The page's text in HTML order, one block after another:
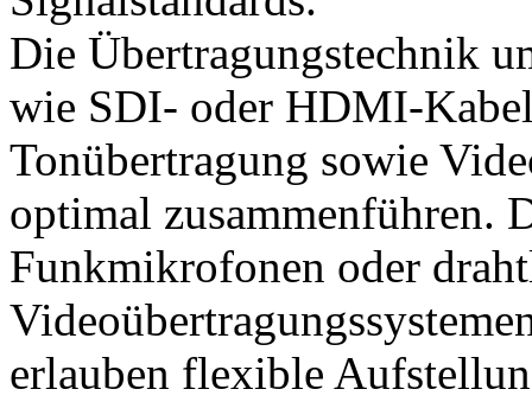
Die Übertragungstechnik
wie SDI- oder HDMI-
Tonübertragung sowie
optimal zusammenführen.
Funkmikrofonen oder
erlauben flexible